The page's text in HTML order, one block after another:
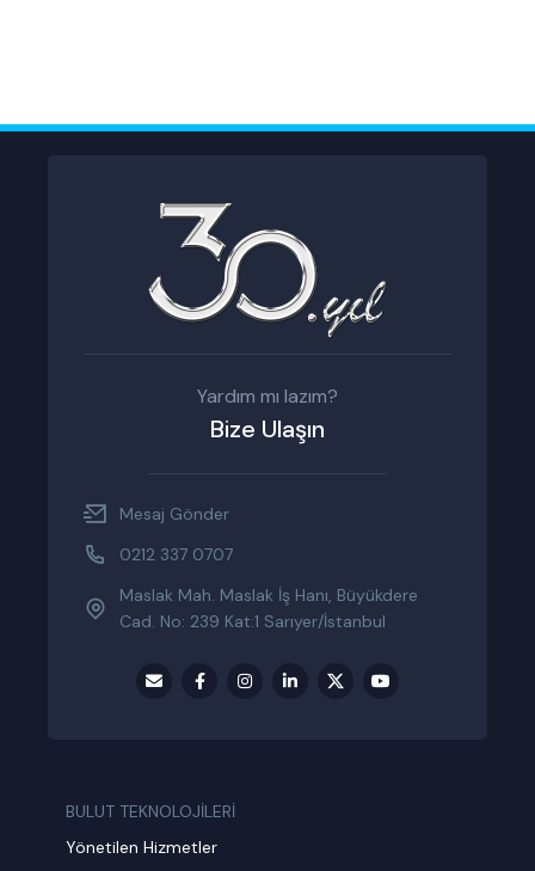
Yardım mı lazım?
Bize Ulaşın
Mesaj Gönder
0212 337 0707
Maslak Mah. Maslak İş Hanı, Büyükdere
Cad. No: 239 Kat:1 Sarıyer/İstanbul
BULUT TEKNOLOJİLERİ
Yönetilen Hizmetler